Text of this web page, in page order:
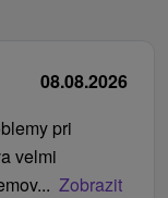
08.08.2026
pri
velmi
Zobrazit